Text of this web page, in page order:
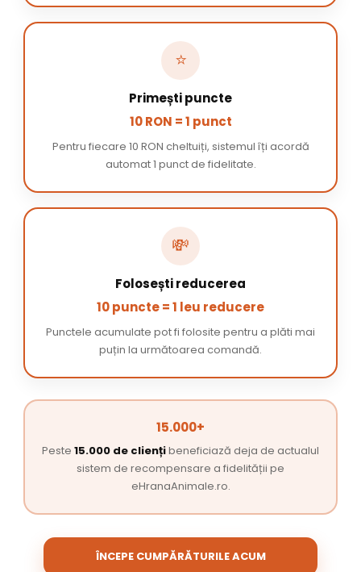
⭐
Primești puncte
10 RON = 1 punct
Pentru fiecare 10 RON cheltuiți, sistemul îți acordă
automat 1 punct de fidelitate.
💸
Folosești reducerea
10 puncte = 1 leu reducere
Punctele acumulate pot fi folosite pentru a plăti mai
puțin la următoarea comandă.
15.000+
Peste 15.000 de cliențibeneficiază deja de actualul
sistem de recompensare a fidelității pe
eHranaAnimale.ro.
ÎNCEPE CUMPĂRĂTURILE ACUM